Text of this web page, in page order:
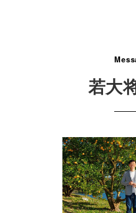
若大